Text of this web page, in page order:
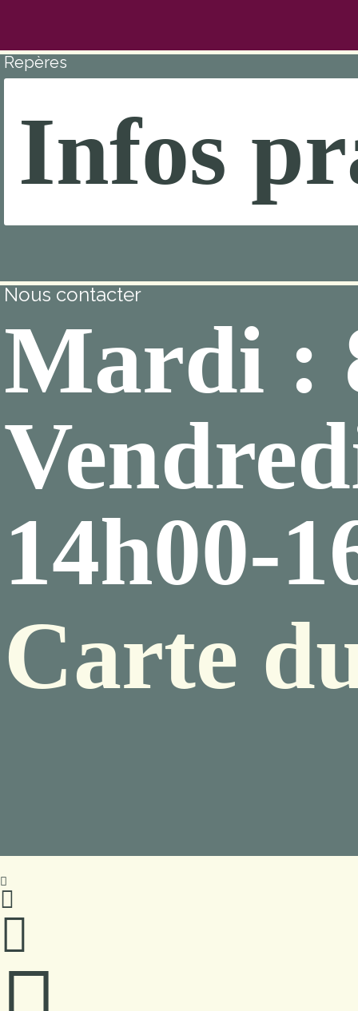
Repères
Infos
Nous contacter
Mardi :
14h00-
Carte